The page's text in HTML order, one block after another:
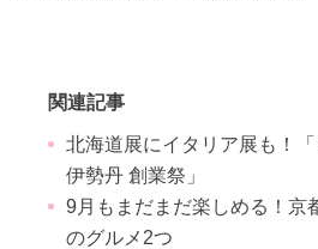
関連記事
北海道展にイタリア展も！
伊勢丹 創業祭」
9月もまだまだ楽しめる！京
のグルメ2つ